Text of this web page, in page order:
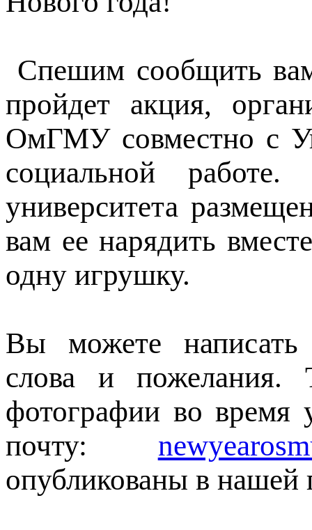
Спешим сообщить
пройдет акция,
ОмГМУ совместно с
социальной
университета
вам ее нарядить
одну игрушку.
Вы можете написать
слова и пожелания.
фотографии во время
почту:
опубликованы в нашей